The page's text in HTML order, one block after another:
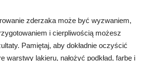
zderzaka może być wyzwaniem,
i cierpliwością możesz
Pamiętaj, aby dokładnie oczyścić
warstwy lakieru, nałożyć podkład, farbę i